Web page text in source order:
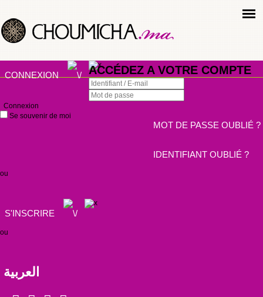
CONNEXION ACCÉDEZ A VOTRE COMPTE
Connexion
Se souvenir de moi
MOT DE PASSE OUBLIÉ ?
IDENTIFIANT OUBLIÉ ?
ou
S'INSCRIRE
ou
العربية